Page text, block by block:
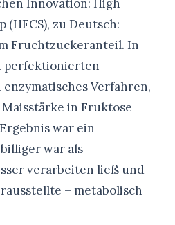
Innovation: High
(HFCS), zu Deutsch:
Fruchtzuckeranteil. In
perfektionierten
Verfahren,
in Fruktose
war ein
war als
verarbeiten ließ und
– metabolisch